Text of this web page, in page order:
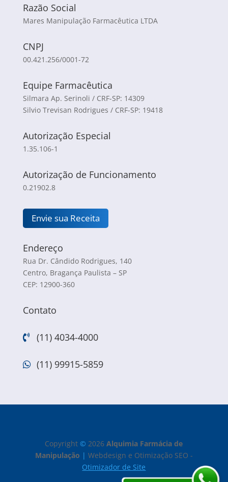
Razão Social
Mares Manipulação Farmacêutica LTDA
CNPJ
00.421.256/0001-72
Equipe Farmacêutica
Silmara Ap. Serinoli / CRF-SP: 14309
Silvio Trevisan Rodrigues / CRF-SP: 19418
Autorização Especial
1.35.106-1
Autorização de Funcionamento
0.21902.8
Envie sua Receita
Endereço
Rua Dr. Cândido Rodrigues, 140
Centro, Bragança Paulista – SP
CEP: 12900-360
Contato
 (11) 4034-4000
 (11) 99915-5859
Copyright© 2026Alquimia Farmácia de
Manipulação | Webdesign e Otimização SEO -
Otimizador de Site